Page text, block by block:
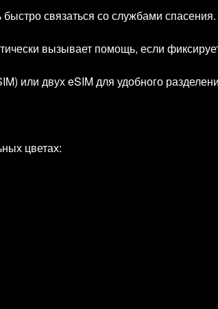
связаться со службами спасения.
вызывает помощь, если
или двух eSIM для удобного
цветах: